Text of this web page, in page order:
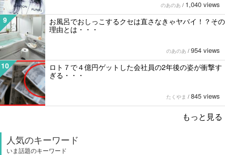
のあのあ / 1,040 views
9
お風呂でおしっこするクセは直さなきゃヤバイ！？その
理由とは・・・
のあのあ / 954 views
10
ロト７で４億円ゲットした会社員の2年後の姿が衝撃す
ぎる・・・
たくやま / 845 views
もっと見る
人気のキーワード
いま話題のキーワード